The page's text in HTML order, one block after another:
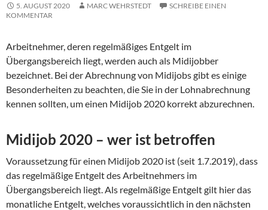
5. AUGUST 2020 MARC WEHRSTEDT
SCHREIBE EINEN
KOMMENTAR
Arbeitnehmer, deren regelmäßiges Entgelt im
Übergangsbereich liegt, werden auch als Midijobber
bezeichnet. Bei der Abrechnung von Midijobs gibt es einige
Besonderheiten zu beachten, die Sie in der Lohnabrechnung
kennen sollten, um einen Midijob 2020 korrekt abzurechnen.
Midijob 2020 – wer ist betroffen
Voraussetzung für einen Midijob 2020 ist (seit 1.7.2019), dass
das regelmäßige Entgelt des Arbeitnehmers im
Übergangsbereich liegt. Als regelmäßige Entgelt gilt hier das
monatliche Entgelt, welches voraussichtlich in den nächsten